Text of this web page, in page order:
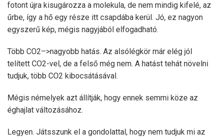
fotont újra kisugározza a molekula, de nem mindig kifelé, az
űrbe, így a hő egy része itt csapdába kerül. Jó, ez nagyon
egyszerű kép, mégis nagyjából elfogadható.
Több CO2–>nagyobb hatás. Az alsólégkör már elég jól
telített CO2-vel, de a felső még nem. A hatást tehát növelni
tudjuk, több CO2 kibocsátásával.
Mégis némelyek azt állítják, hogy ennek semmi köze az
éghajlat változásához.
Legyen. Játsszunk el a gondolattal, hogy nem tudjuk mi az